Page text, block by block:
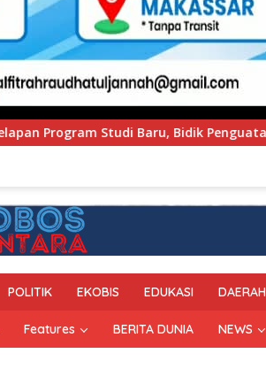
Daya Saing Perguruan Tinggi.
POLITIK EKOBIS EDUKASI DAERAH
Features BERITA DUNIA NEWS